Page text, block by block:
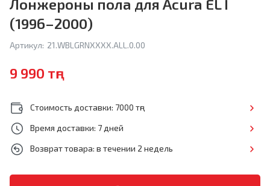
Лонжероны пола для Acura EL I
(1996–2000)
Артикул: 21.WBLGRNXXXX.ALL.0.00
9 990 тңг
Стоимость доставки: 7000 тңг
Время доставки: 7 дней
Возврат товара: в течении 2 недель